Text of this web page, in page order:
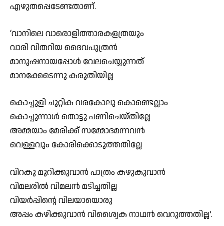
എഴുതപ്പെടേണ്ടതാണ്.
‘വാനിലെ വാരൊളിത്താരകളത്രയും
വാരി വിതറിയ ദൈവപുത്രൻ
മാനുഷനായപ്പോൾ വേലചെയ്യുന്നത്
മാനക്കേടെന്നു കരുതിയില്ല
കൊച്ചുളി ചുറ്റിക വരകോലു കൊണ്ടെല്ലാം
കൊച്ചുന്നാൾ തൊട്ടു പണിചെയ്തില്ലേ
അമ്മയാം മേരിക്ക് സമ്മോദമന്നവൻ
വെള്ളവും കോരിക്കൊടുത്തതില്ലേ
വിറകു മുറിക്കുവാൻ പാത്രം കഴുകുവാൻ
വിമലരിൽ വിമലൻ മടിച്ചതില്ല
വിയർപ്പിന്റെ വിലയായൊരു
അപ്പം കഴിക്കുവാൻ വിശ്വൈക നാഥൻ വെറുത്തതില്ല’.